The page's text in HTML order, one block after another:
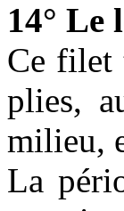
14° Le
Ce filet
plies,
milieu,
La